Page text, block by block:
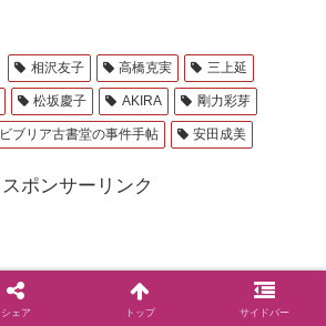
相沢友子 高橋克実 三上延
松坂慶子 AKIRA 剛力彩芽
ビブリア古書堂の事件手帖 安田成美
スポンサーリンク
シェア トップ サイドバー